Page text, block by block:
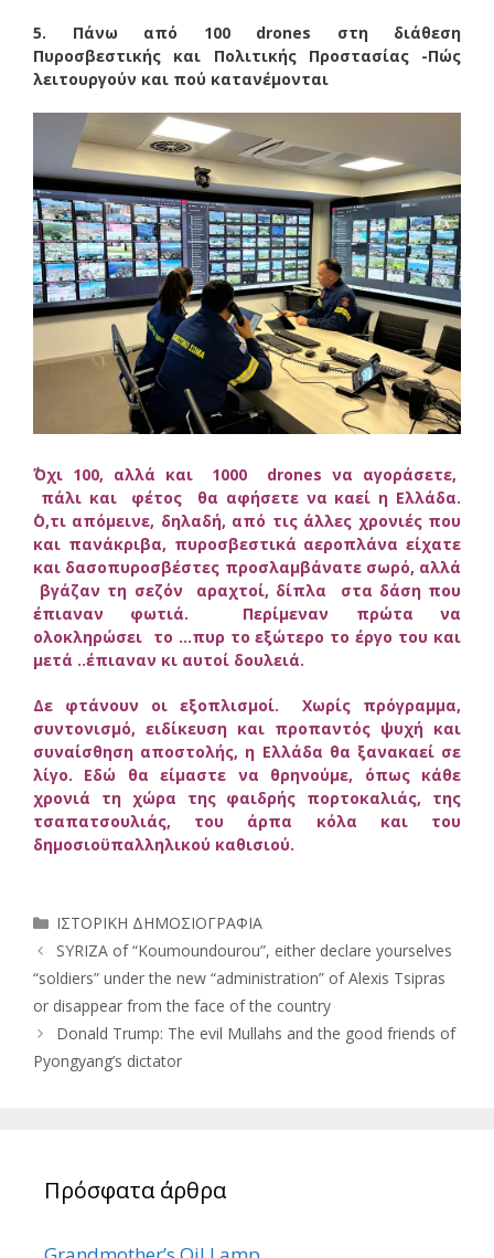
5. Πάνω από 100 drones στη διάθεση
Πυροσβεστικής και Πολιτικής Προστασίας -Πώς
λειτουργούν και πού κατανέμονται
Όχι 100, αλλά και 1000 drones να αγοράσετε,
πάλι και φέτος θα αφήσετε να καεί η Ελλάδα.
΄Ο,τι απόμεινε, δηλαδή, από τις άλλες χρονιές που
και πανάκριβα, πυροσβεστικά αεροπλάνα είχατε
και δασοπυροσβέστες προσλαμβάνατε σωρό, αλλά
βγάζαν τη σεζόν αραχτοί, δίπλα στα δάση που
έπιαναν φωτιά. Περίμεναν πρώτα να
ολοκληρώσει το …πυρ το εξώτερο το έργο του και
μετά ..έπιαναν κι αυτοί δουλειά.
Δε φτάνουν οι εξοπλισμοί. Χωρίς πρόγραμμα,
συντονισμό, ειδίκευση και προπαντός ψυχή και
συναίσθηση αποστολής, η Ελλάδα θα ξανακαεί σε
λίγο. Εδώ θα είμαστε να θρηνούμε, όπως κάθε
χρονιά τη χώρα της φαιδρής πορτοκαλιάς, της
τσαπατσουλιάς, του άρπα κόλα και του
δημοσιοϋπαλληλικού καθισιού.
Κατηγορίες
ΙΣΤΟΡΙΚΗ ΔΗΜΟΣΙΟΓΡΑΦΙΑ
SYRIZA of “Koumoundourou”, either declare yourselves
“soldiers” under the new “administration” of Alexis Tsipras
or disappear from the face of the country
Donald Trump: The evil Mullahs and the good friends of
Pyongyang’s dictator
Πρόσφατα άρθρα